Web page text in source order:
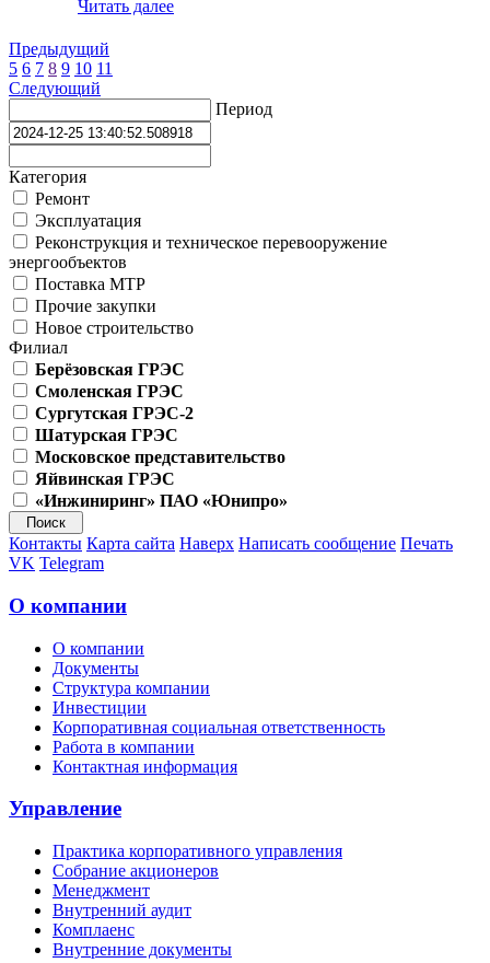
Читать далее
Предыдущий
5 6 7 8 9 10 11
Следующий
Период
Категория
Ремонт
Эксплуатация
Реконструкция и техническое перевооружение
энергообъектов
Поставка МТР
Прочие закупки
Новое строительство
Филиал
Берёзовская ГРЭС
Смоленская ГРЭС
Сургутская ГРЭС-2
Шатурская ГРЭС
Московское представительство
Яйвинская ГРЭС
«Инжиниринг» ПАО «Юнипро»
Контакты Карта сайта Наверх Написать сообщение Печать
VK Telegram
О компании
О компании
Документы
Структура компании
Инвестиции
Корпоративная социальная ответственность
Работа в компании
Контактная информация
Управление
Практика корпоративного управления
Собрание акционеров
Менеджмент
Внутренний аудит
Комплаенс
Внутренние документы